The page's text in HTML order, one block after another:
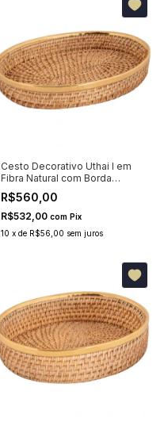
Cesto Decorativo Uthai I em
Fibra Natural com Borda
Dourada 44x34cm
R$560,00
R$532,00 com Pix
10 x de R$56,00 sem juros